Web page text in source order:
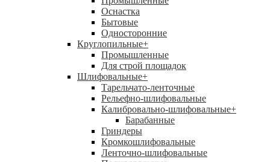
Оснастка
Бытовые
Односторонние
Круглопильные+
Промышленные
Для строй площадок
Шлифовальные+
Тарельчато-ленточные
Рельефно-шлифовальные
Калибровально-шлифовальные+
Барабанные
Гриндеры
Кромкошлифовальные
Ленточно-шлифовальные